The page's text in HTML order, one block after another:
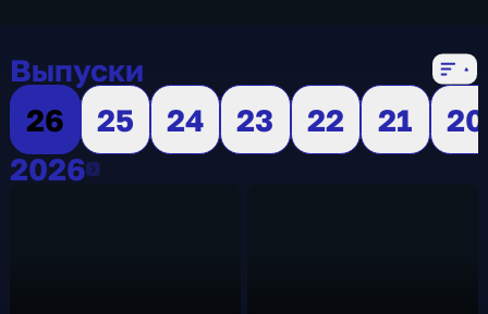
Выпуски
26
25 24 23 22 21
20
20262026